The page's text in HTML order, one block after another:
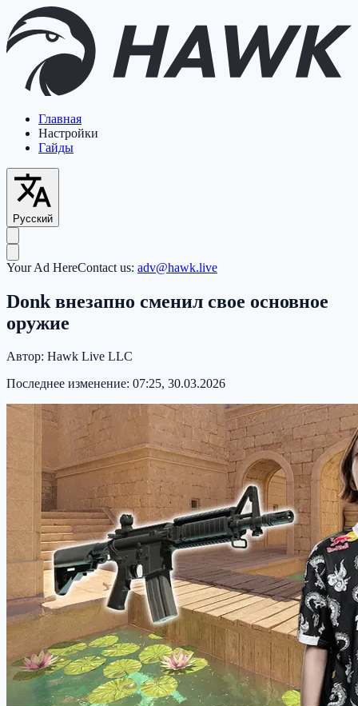
Главная
Настройки
Гайды
Русский
Your Ad HereContact us: adv@hawk.live
Donk внезапно сменил свое основное
оружие
Автор: Hawk Live LLC
Последнее изменение: 07:25, 30.03.2026